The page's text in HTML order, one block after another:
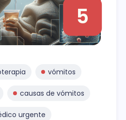
5
vómitos
causas de vómitos
urgente